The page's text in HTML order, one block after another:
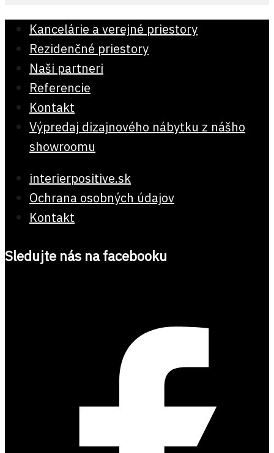
Kancelárie a verejné priestory
Rezidenčné priestory
Naši partneri
Referencie
Kontakt
Výpredaj dizajnového nábytku z nášho
showroomu
interierpositive.sk
Ochrana osobných údajov
Kontakt
Sledujte nás na facebooku